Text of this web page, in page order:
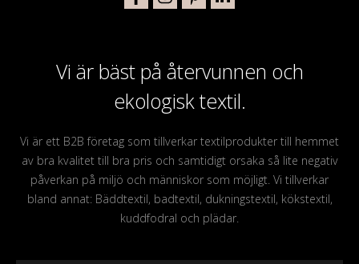
Vi är bäst på återvunnen och
ekologisk textil.
Vi är ett B2B företag som tillverkar textilprodukter till hemmet
av bra kvalitet till bra pris och samtidigt orsaka så lite negativ
påverkan på miljö och människor som möjligt. Vi tillverkar
bland annat: Bäddtextil, badtextil, dukningstextil, kökstextil,
kuddfodral och plädar.